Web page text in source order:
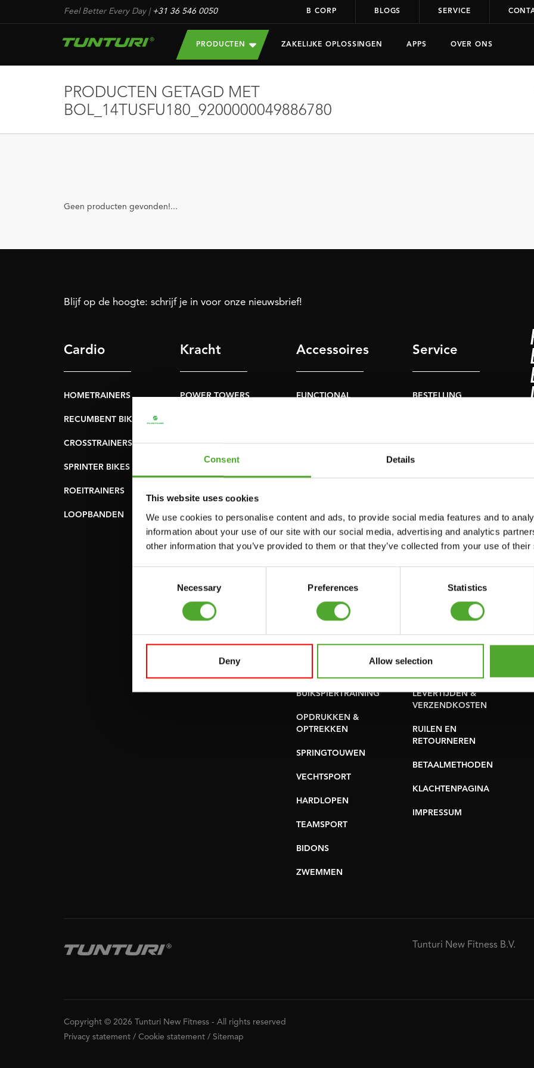
Consent Details
This website uses cookies
We use cookies to personalise content and ads, to provide social media features and to
information about your use of our site with our social media, advertising and analytics
other information that you’ve provided to them or that they’ve collected from your use of
Necessary Preferences Statistics
Deny Allow selection
Feel Better Every Day| +31 36 546 0050 B CORP BLOGS SERVICE
PRODUCTEN ZAKELIJKE OPLOSSINGEN APPS OVER ONS
PRODUCTEN GETAGD MET
BOL_14TUSFU180_9200000049886780
Geen producten gevonden!...
Blijf op de hoogte: schrijf je in voor onze nieuwsbrief!
Cardio
HOMETRAINERS
RECUMBENT BIKES
CROSSTRAINERS
SPRINTER BIKES
ROEITRAINERS
LOOPBANDEN
Kracht
POWER TOWERS
LEVERAGE GYMS
SMITH MACHINES
PULLEY STATIONS
RACKS
Accessoires
FUNCTIONAL
WEERSTANDSTRAINING
BEHENDIGHEID
GYMBALLEN
MATTEN
MINIBIKES/AEROBIC
TRAINERS
BUIKSPIERTRAINING
OPDRUKKEN &
OPTREKKEN
SPRINGTOUWEN
VECHTSPORT
HARDLOPEN
TEAMSPORT
BIDONS
ZWEMMEN
Service
BESTELLING
HUIDIGE
OUDE
PRODUCTHANDLEIDINGEN
PROBLEEM MELDEN
LEVERING
APPS
ALGEMENE
LEVERTIJDEN &
VERZENDKOSTEN
RUILEN EN
RETOURNEREN
BETAALMETHODEN
KLACHTENPAGINA
IMPRESSUM
Tunturi New Fitness B.V.
Copyright © 2026 Tunturi New Fitness - All rights reserved
Privacy statement / Cookie statement / Sitemap